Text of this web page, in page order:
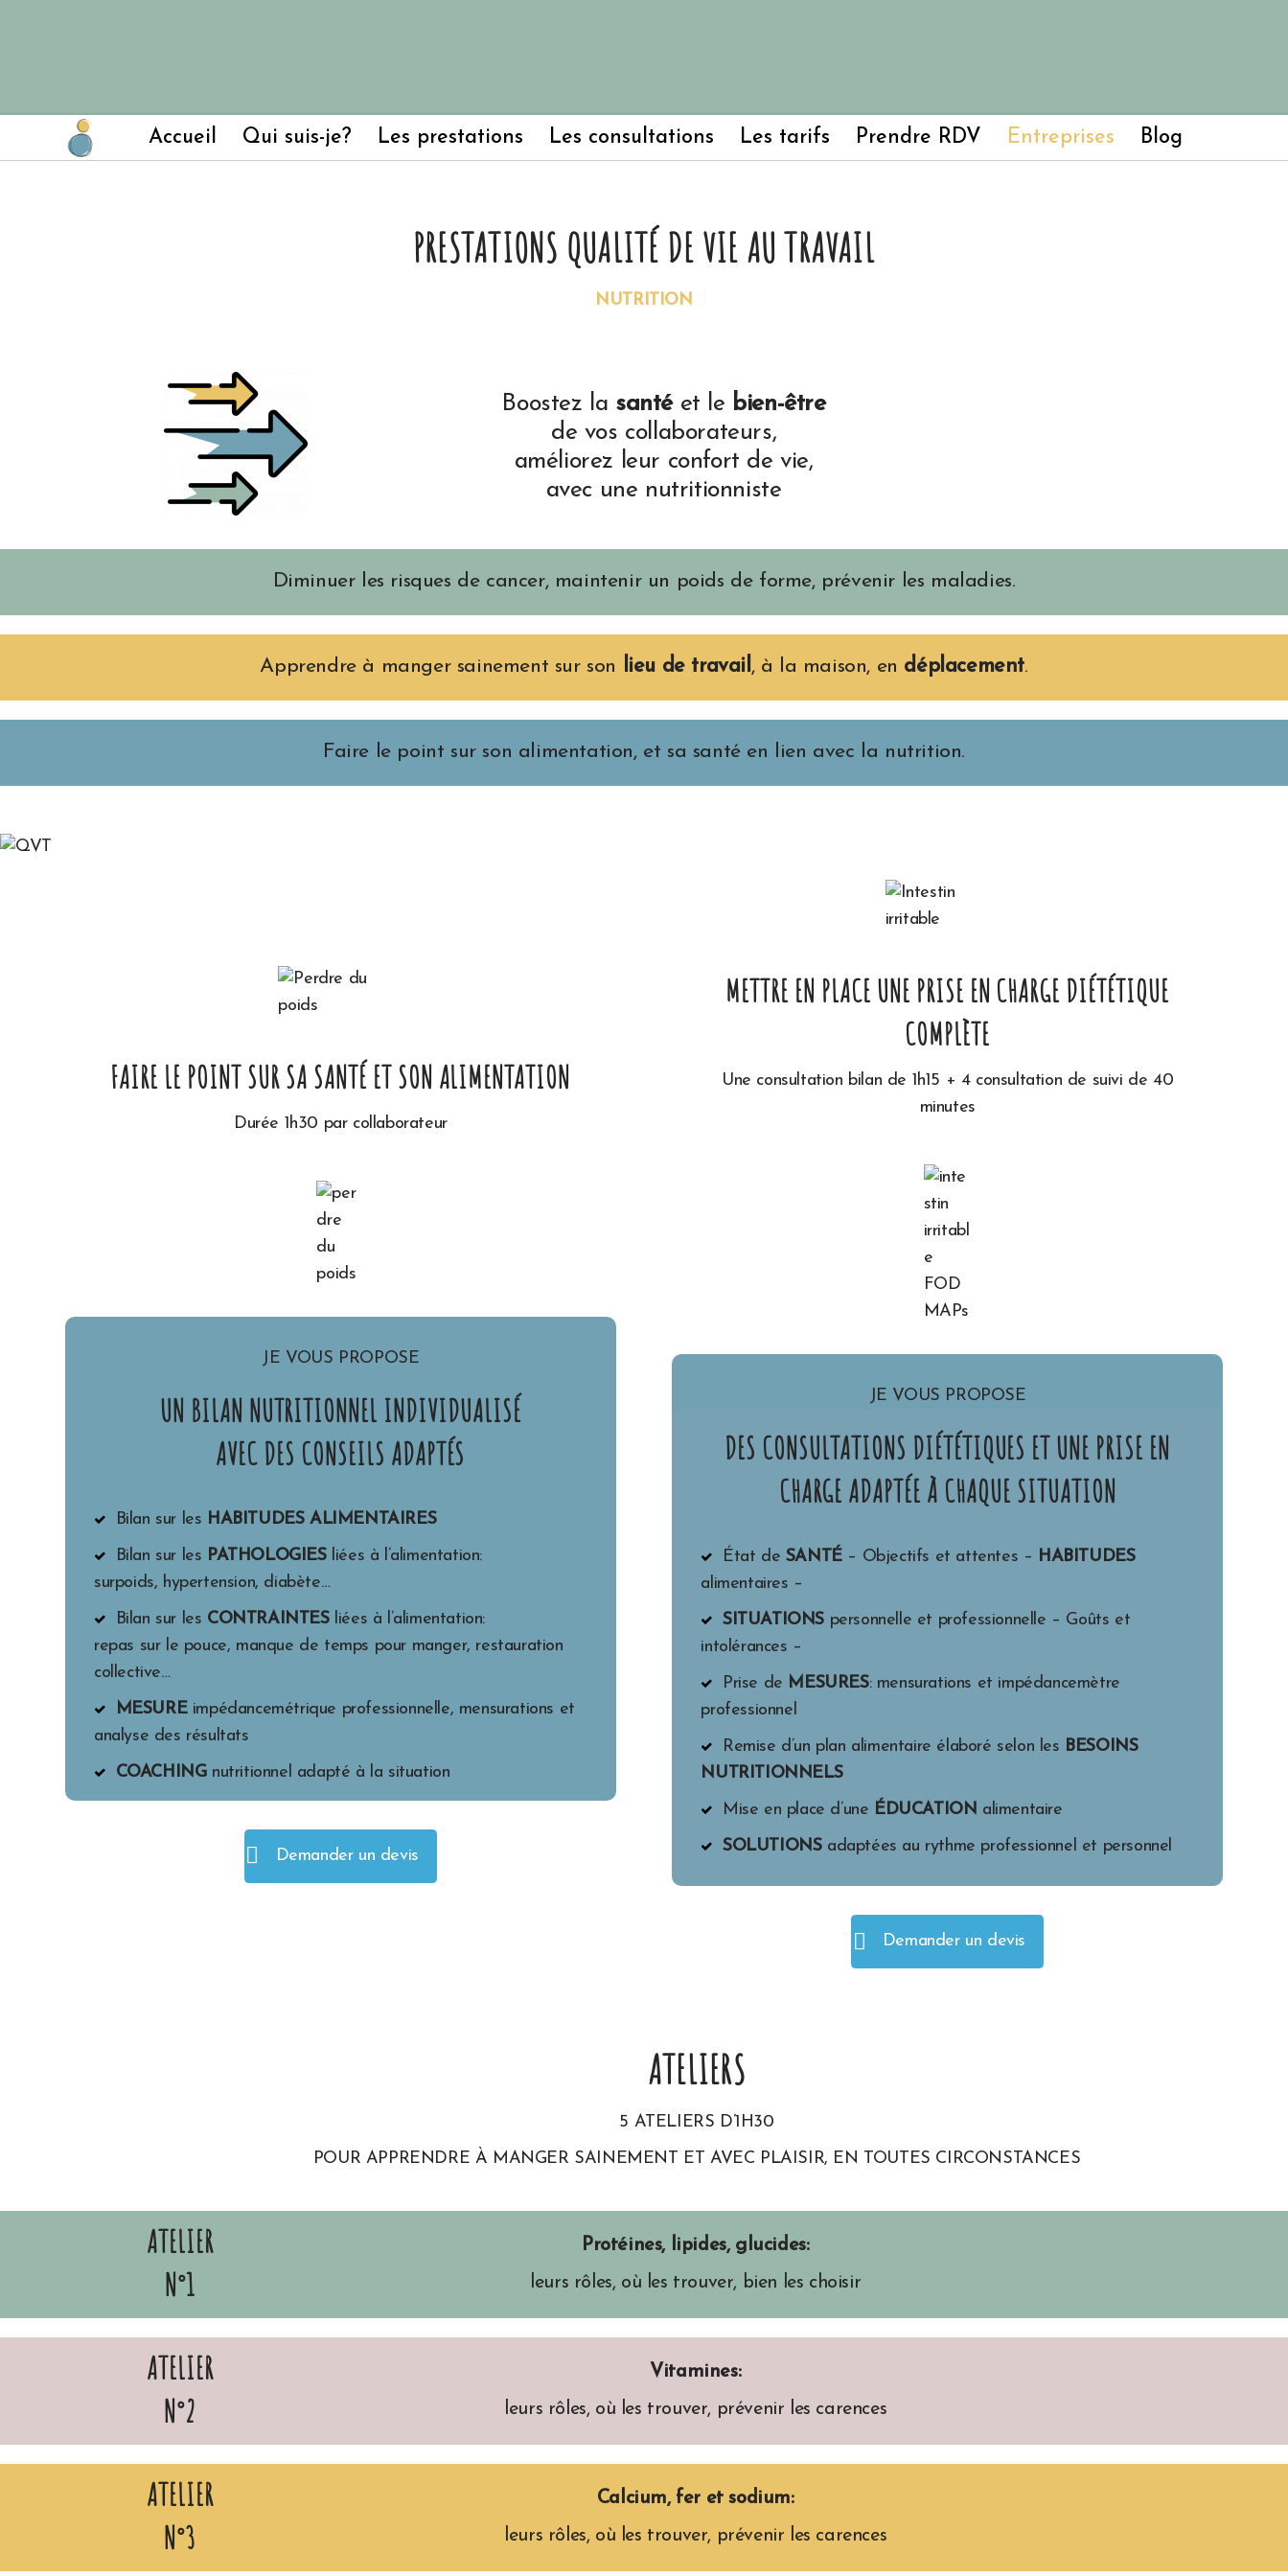
Accueil Qui suis-je? Les prestations Les consultations Les tarifs Prendre RDV Entreprises Blog
PRESTATIONS QUALITÉ DE VIE AU TRAVAIL
NUTRITION
Boostez la santéet le bien-être
de vos collaborateurs,
améliorez leur confort de vie,
avec une nutritionniste
Diminuer les risques de cancer, maintenir un poids de forme, prévenir les maladies.
Apprendre à manger sainement sur son lieu de travail , à la maison, en déplacement.
Faire le point sur son alimentation, et sa santé en lien avec la nutrition.
FAIRE LE POINT SUR SA SANTÉ ET SON ALIMENTATION
Durée 1h30 par collaborateur
JE VOUS PROPOSE
UN BILAN NUTRITIONNEL INDIVIDUALISÉ
AVEC DES CONSEILS ADAPTÉS
Bilan sur les HABITUDES ALIMENTAIRES
Bilan sur les PATHOLOGIESliées à l’alimentation:
surpoids, hypertension, diabète…
Bilan sur les CONTRAINTESliées à l’alimentation:
repas sur le pouce, manque de temps pour manger, restauration
collective…
MESUREimpédancemétrique professionnelle, mensurations et
analyse des résultats
COACHINGnutritionnel adapté à la situation
Demander un devis
METTRE EN PLACE UNE PRISE EN CHARGE DIÉTÉTIQUE
COMPLÈTE
Une consultation bilan de 1h15 + 4 consultation de suivi de 40
minutes
JE VOUS PROPOSE
DES CONSULTATIONS DIÉTÉTIQUES ET UNE PRISE EN
CHARGE ADAPTÉE À CHAQUE SITUATION
État de SANTÉ– Objectifs et attentes – HABITUDES
alimentaires –
SITUATIONSpersonnelle et professionnelle – Goûts et
intolérances –
Prise de MESURES: mensurations et impédancemètre
professionnel
Remise d’un plan alimentaire élaboré selon les BESOINS
NUTRITIONNELS
Mise en place d’une ÉDUCATION alimentaire
SOLUTIONSadaptées au rythme professionnel et personnel
Demander un devis
ATELIERS
5 ATELIERS D’1H30
POUR APPRENDRE À MANGER SAINEMENT ET AVEC PLAISIR, EN TOUTES CIRCONSTANCES
ATELIER
N°1
Protéines, lipides, glucides:
leurs rôles, où les trouver, bien les choisir
ATELIER
N°2
Vitamines:
leurs rôles, où les trouver, prévenir les carences
ATELIER
N°3
Calcium, fer et sodium:
leurs rôles, où les trouver, prévenir les carences